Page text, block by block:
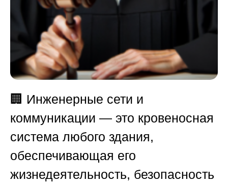
🏢 Инженерные сети и
коммуникации — это кровеносная
система любого здания,
обеспечивающая его
жизнедеятельность, безопасность